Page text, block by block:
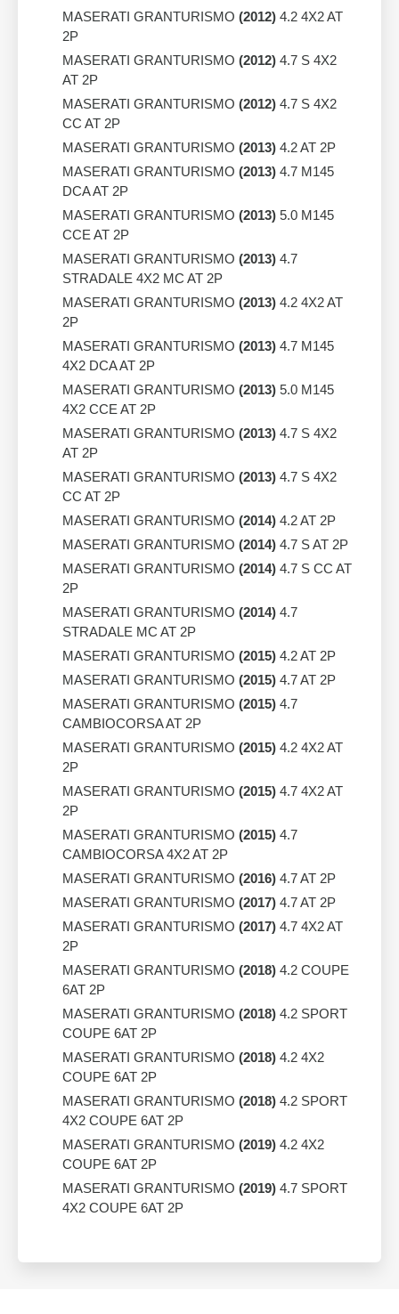
MASERATI GRANTURISMO (2012) 4.2 4X2 AT
2P
MASERATI GRANTURISMO (2012) 4.7 S 4X2
AT 2P
MASERATI GRANTURISMO (2012) 4.7 S 4X2
CC AT 2P
MASERATI GRANTURISMO (2013) 4.2 AT 2P
MASERATI GRANTURISMO (2013) 4.7 M145
DCA AT 2P
MASERATI GRANTURISMO (2013) 5.0 M145
CCE AT 2P
MASERATI GRANTURISMO (2013) 4.7
STRADALE 4X2 MC AT 2P
MASERATI GRANTURISMO (2013) 4.2 4X2 AT
2P
MASERATI GRANTURISMO (2013) 4.7 M145
4X2 DCA AT 2P
MASERATI GRANTURISMO (2013) 5.0 M145
4X2 CCE AT 2P
MASERATI GRANTURISMO (2013) 4.7 S 4X2
AT 2P
MASERATI GRANTURISMO (2013) 4.7 S 4X2
CC AT 2P
MASERATI GRANTURISMO (2014) 4.2 AT 2P
MASERATI GRANTURISMO (2014) 4.7 S AT 2P
MASERATI GRANTURISMO (2014) 4.7 S CC AT
2P
MASERATI GRANTURISMO (2014) 4.7
STRADALE MC AT 2P
MASERATI GRANTURISMO (2015) 4.2 AT 2P
MASERATI GRANTURISMO (2015) 4.7 AT 2P
MASERATI GRANTURISMO (2015) 4.7
CAMBIOCORSA AT 2P
MASERATI GRANTURISMO (2015) 4.2 4X2 AT
2P
MASERATI GRANTURISMO (2015) 4.7 4X2 AT
2P
MASERATI GRANTURISMO (2015) 4.7
CAMBIOCORSA 4X2 AT 2P
MASERATI GRANTURISMO (2016) 4.7 AT 2P
MASERATI GRANTURISMO (2017) 4.7 AT 2P
MASERATI GRANTURISMO (2017) 4.7 4X2 AT
2P
MASERATI GRANTURISMO (2018) 4.2 COUPE
6AT 2P
MASERATI GRANTURISMO (2018) 4.2 SPORT
COUPE 6AT 2P
MASERATI GRANTURISMO (2018) 4.2 4X2
COUPE 6AT 2P
MASERATI GRANTURISMO (2018) 4.2 SPORT
4X2 COUPE 6AT 2P
MASERATI GRANTURISMO (2019) 4.2 4X2
COUPE 6AT 2P
MASERATI GRANTURISMO (2019) 4.7 SPORT
4X2 COUPE 6AT 2P